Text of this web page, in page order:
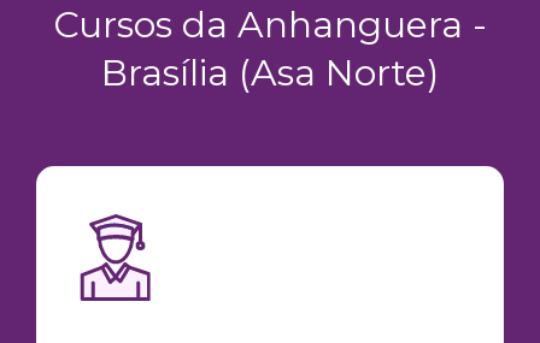
Cursos da Anhanguera -
Brasília (Asa Norte)